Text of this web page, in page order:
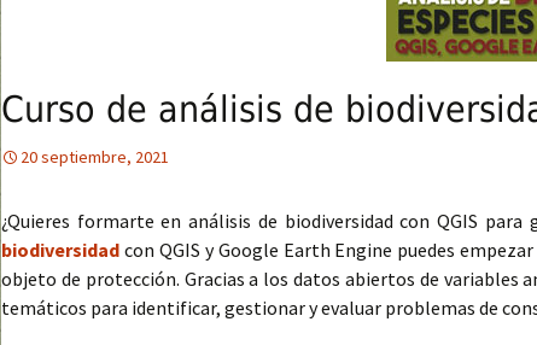
Curso de análisis de
20 septiembre, 2021
¿Quieres formarte en análisis de biodiversidad con QGIS
biodiversidad con QGIS y Google Earth Engine puedes
objeto de protección. Gracias a los datos abiertos de variables
temáticos para identificar, gestionar y evaluar problemas de